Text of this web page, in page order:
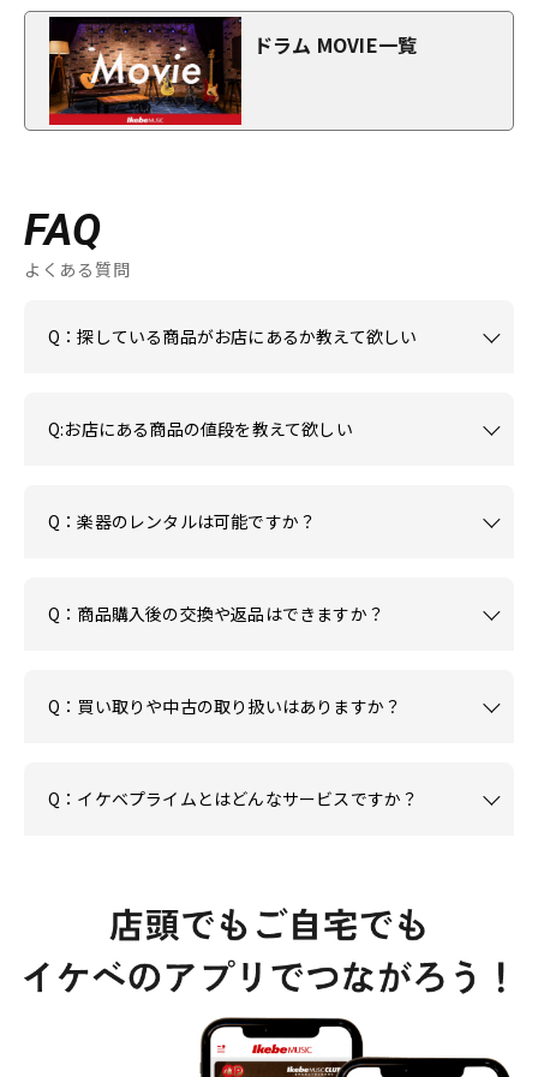
ドラム MOVIE一覧
FAQ
よくある質問
Q：探している商品がお店にあるか教えて欲しい
Q:お店にある商品の値段を教えて欲しい
Q：楽器のレンタルは可能ですか？
Q：商品購入後の交換や返品はできますか？
Q：買い取りや中古の取り扱いはありますか？
Q：イケベプライムとはどんなサービスですか？